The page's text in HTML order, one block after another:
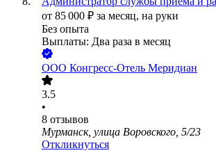
от 85 000 ₽ за месяц, на руки
Без опыта
Выплаты: Два раза в месяц
ООО Конгресс-Отель Меридиан
3.5
•
8 отзывов
Мурманск, улица Воровского, 5/23
Откликнуться